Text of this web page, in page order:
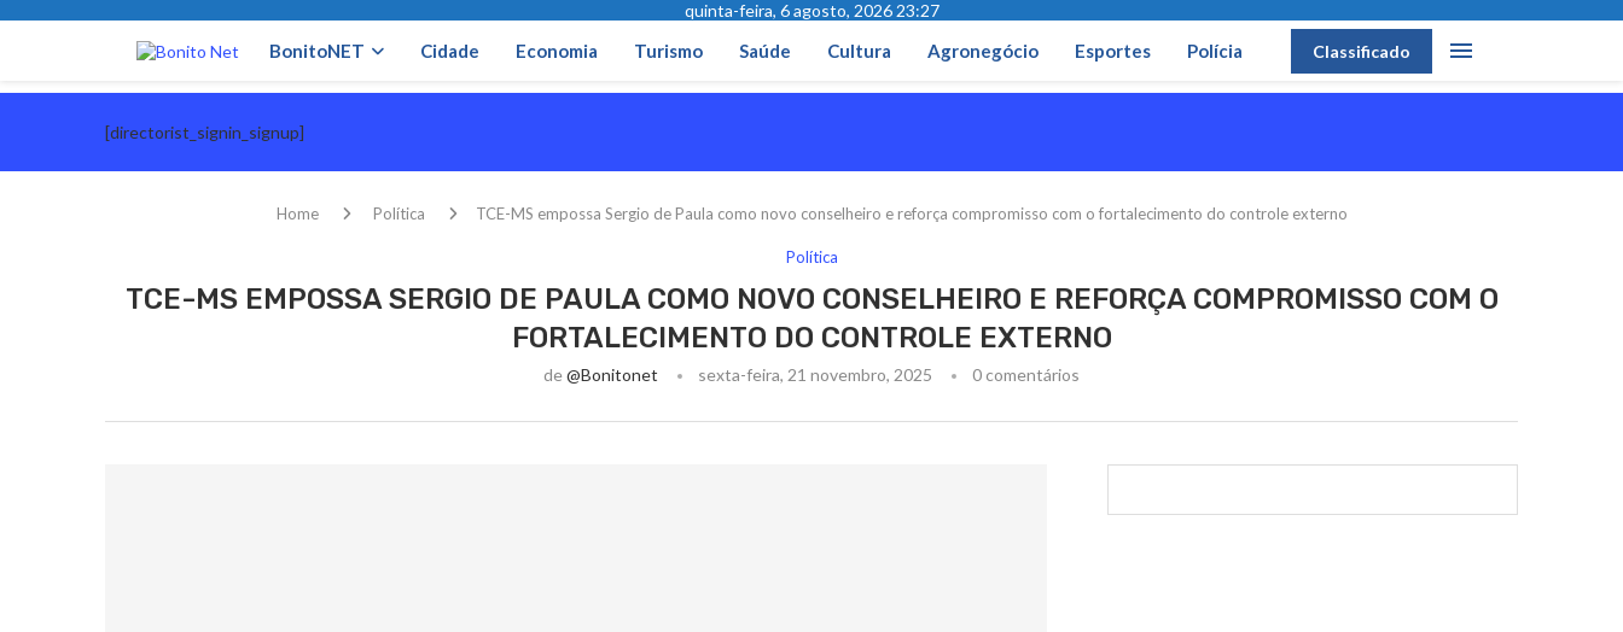
quinta-feira, 6 agosto, 2026 23:27
BonitoNET Cidade Economia Turismo Saúde Cultura Agronegócio Esportes Polícia Classificado
[directorist_signin_signup]
Home Política TCE-MS empossa Sergio de Paula como novo conselheiro e reforça compromisso com o fortalecimento do controle externo
Política
TCE-MS EMPOSSA SERGIO DE PAULA COMO NOVO CONSELHEIRO E REFORÇA COMPROMISSO COM O
FORTALECIMENTO DO CONTROLE EXTERNO
de@bonitonet sexta-feira, 21 novembro, 2025 0 comentários